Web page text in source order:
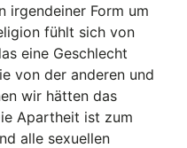
irgendeiner Form um
fühlt sich von
eine Geschlecht
von der anderen und
wir hätten das
Apartheit ist zum
alle sexuellen